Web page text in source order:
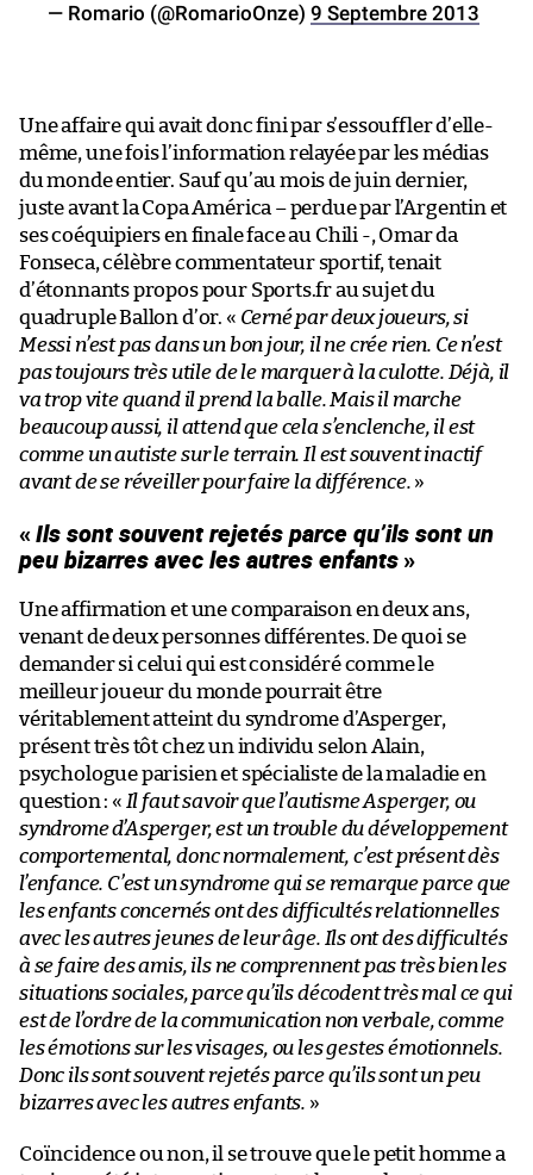
— Romario (@RomarioOnze) 9 Septembre 2013
Une affaire qui avait donc fini par s’essouffler d’elle-
même, une fois l’information relayée par les médias
du monde entier. Sauf qu’au mois de juin dernier,
juste avant la Copa América – perdue par l’Argentin et
ses coéquipiers en finale face au Chili -, Omar da
Fonseca, célèbre commentateur sportif, tenait
d’étonnants propos pour Sports.fr au sujet du
quadruple Ballon d’or. « Cerné par deux joueurs, si
Messi n’est pas dans un bon jour, il ne crée rien. Ce n’est
pas toujours très utile de le marquer à la culotte. Déjà, il
va trop vite quand il prend la balle. Mais il marche
beaucoup aussi, il attend que cela s’enclenche, il est
comme un autiste sur le terrain. Il est souvent inactif
avant de se réveiller pour faire la différence. »
«Ils sont souvent rejetés parce qu’ils sont un
peu bizarres avec les autres enfants»
Une affirmation et une comparaison en deux ans,
venant de deux personnes différentes. De quoi se
demander si celui qui est considéré comme le
meilleur joueur du monde pourrait être
véritablement atteint du syndrome d’Asperger,
présent très tôt chez un individu selon Alain,
psychologue parisien et spécialiste de la maladie en
question : « Il faut savoir que l’autisme Asperger, ou
syndrome d’Asperger, est un trouble du développement
comportemental, donc normalement, c’est présent dès
l’enfance. C’est un syndrome qui se remarque parce que
les enfants concernés ont des difficultés relationnelles
avec les autres jeunes de leur âge. Ils ont des difficultés
à se faire des amis, ils ne comprennent pas très bien les
situations sociales, parce qu’ils décodent très mal ce qui
est de l’ordre de la communication non verbale, comme
les émotions sur les visages, ou les gestes émotionnels.
Donc ils sont souvent rejetés parce qu’ils sont un peu
bizarres avec les autres enfants. »
Coïncidence ou non, il se trouve que le petit homme a